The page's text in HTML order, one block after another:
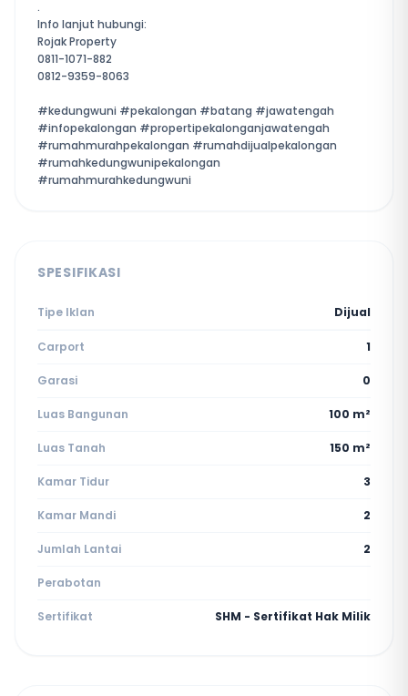
.
Info lanjut hubungi:
Rojak Property
0811-1071-882
0812-9359-8063
#kedungwuni #pekalongan #batang #jawatengah
#infopekalongan #propertipekalonganjawatengah
#rumahmurahpekalongan #rumahdijualpekalongan
#rumahkedungwunipekalongan
#rumahmurahkedungwuni
SPESIFIKASI
Tipe Iklan Dijual
Carport 1
Garasi 0
Luas Bangunan 100 m²
Luas Tanah 150 m²
Kamar Tidur 3
Kamar Mandi 2
Jumlah Lantai 2
Perabotan
Sertifikat SHM - Sertifikat Hak Milik